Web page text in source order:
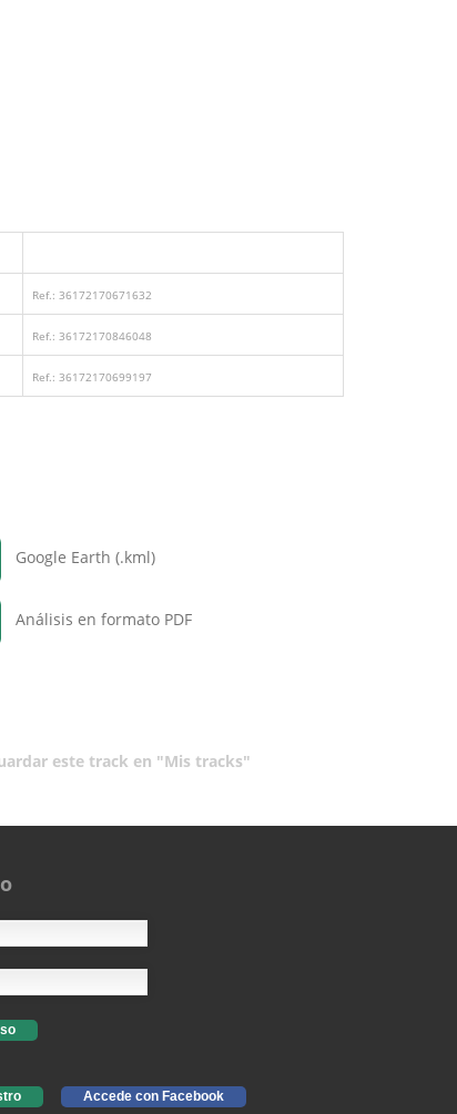
Ref.: 36172170671632
Ref.: 36172170846048
Ref.: 36172170699197
Google Earth (.kml)
Análisis en formato PDF
este track en "Mis tracks"
Accede con Facebook